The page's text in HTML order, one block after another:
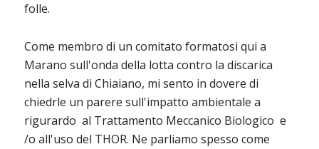
folle.
Come membro di un comitato formatosi qui a
Marano sull'onda della lotta contro la discarica
nella selva di Chiaiano, mi sento in dovere di
chiedrle un parere sull'impatto ambientale a
rigurardo al Trattamento Meccanico Biologico e
/o all'uso del THOR. Ne parliamo spesso come